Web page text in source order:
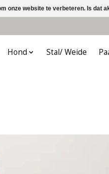
Hond Stal/ Weide
onze website te verbeteren. Is dat